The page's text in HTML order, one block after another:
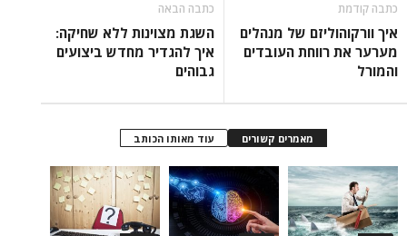
כתבה קודמת
איך וורקוהוליזם של מנהלים
מערער את רווחת העובדים
והמורל
כתבה הבאה
השגת מצוינות ללא שחיקה:
איך להגדיר מחדש ביצועים
גבוהים
מאמרים קשורים עוד מאותו הכותב